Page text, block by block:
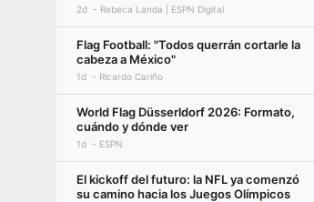
2d Rebeca Landa | ESPN Digital
Flag Football: "Todos querrán cortarle la
cabeza a México"
1d Ricardo Cariño
World Flag Düsserldorf 2026: Formato,
cuándo y dónde ver
1d ESPN
El kickoff del futuro: la NFL ya comenzó
su camino hacia los Juegos Olímpicos